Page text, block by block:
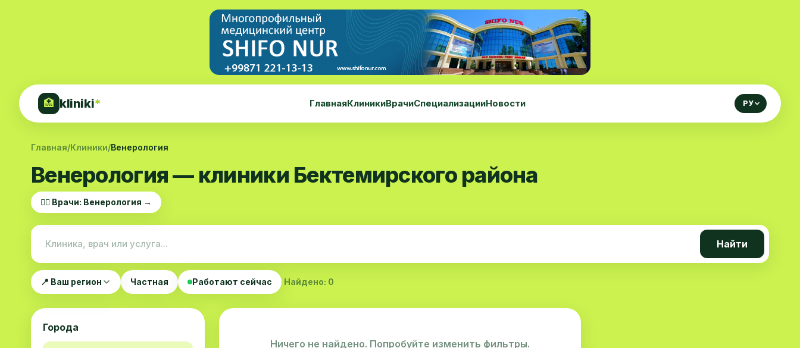
🏥 kliniki* ГлавнаяКлиникиВрачиСпециализацииНовости РУ
Главная/Клиники/Венерология
Венерология — клиники Бектемирского района
👨‍⚕️ Врачи: Венерология →
Найти
📍 Ваш регион Частная Работают сейчас Найдено: 0
Города
Ничего не найдено. Попробуйте изменить фильтры.